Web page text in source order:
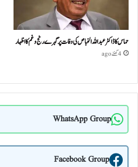
حماس کا ڈاکٹر عبداللہ الخباص کی وفات پر گہرے رنج وغم کااظہار
4 گھنٹے ago
WhatsApp Group
Facebook Group